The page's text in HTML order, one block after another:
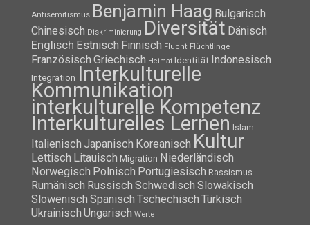
Antisemitismus Benjamin Haag Bulgarisch
Chinesisch Diskriminierung Diversität Dänisch
Englisch Estnisch Finnisch Flucht Flüchtlinge
Französisch Griechisch Heimat Identität Indonesisch
Integration Interkulturelle
Kommunikation
interkulturelle Kompetenz
Interkulturelles Lernen Islam
Italienisch Japanisch Koreanisch Kultur
Lettisch Litauisch Migration Niederländisch
Norwegisch Polnisch Portugiesisch Rassismus
Rumänisch Russisch Schwedisch Slowakisch
Slowenisch Spanisch Tschechisch Türkisch
Ukrainisch Ungarisch Werte